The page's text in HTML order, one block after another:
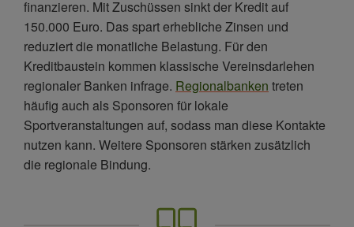
finanzieren. Mit Zuschüssen sinkt der Kredit auf
150.000 Euro. Das spart erhebliche Zinsen und
reduziert die monatliche Belastung. Für den
Kreditbaustein kommen klassische Vereinsdarlehen
regionaler Banken infrage. Regionalbanken treten
häufig auch als Sponsoren für lokale
Sportveranstaltungen auf, sodass man diese Kontakte
nutzen kann. Weitere Sponsoren stärken zusätzlich
die regionale Bindung.